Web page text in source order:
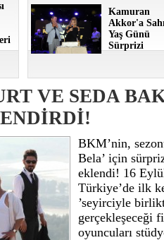
Kamuran
Akkor'a
Yaş Günü
Sürprizi
VE SEDA
BKM’nin,
Bela’ için
eklendi! 16
Türkiye’de ilk
’seyirciyle
gerçekleşeceği
oyuncuları